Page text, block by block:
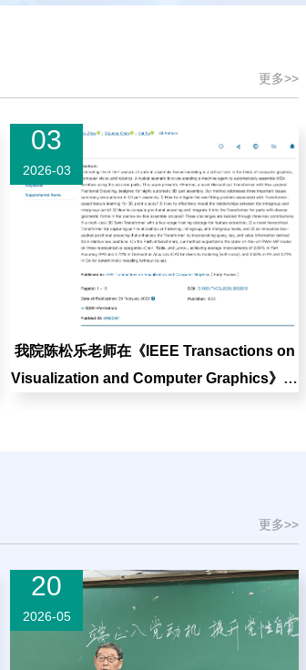
更多>>
03
2026-03
我院陈松乐老师在《IEEE Transactions on
Visualization and Computer Graphics》发
更多>>
20
2026-05